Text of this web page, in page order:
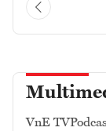
VnE TV